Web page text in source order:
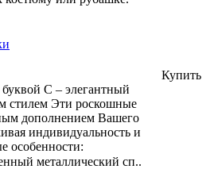
С – элегантный
стилем Эти роскошные
дополнением Вашего
индивидуальность и
особенности:
металлический сп..
Купить